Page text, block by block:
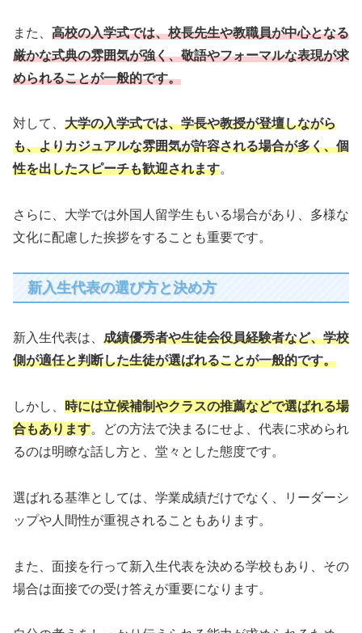
また、 高校の入学式では、校長先生や教職員が中心となる
厳かな式典の雰囲気が強く、敬語やフォーマルな表現が求
められることが一般的です。
対して、 大学の入学式では、学長や教授が登壇しながら
も、よりカジュアルな雰囲気が許容される場合が多く、個
性を出したスピーチも歓迎されます。
さらに、大学では外国人留学生もいる場合があり、多様な
文化に配慮した挨拶をすることも重要です。
新入生代表の選び方と決め方
新入生代表は、 成績優秀者や生徒会役員経験者など、学校
側が適任と判断した生徒が選ばれることが一般的です。
しかし、
時には立候補制やクラスの推薦などで選ばれる場
合もあります。どの方法で決まるにせよ、代表に求められ
るのは明瞭な話し方と、堂々とした態度です。
選ばれる基準としては、学業成績だけでなく、リーダーシ
ップや人間性が重視されることもあります。
また、面接を行って新入生代表を決める学校もあり、その
場合は面接での受け答えが重要になります。